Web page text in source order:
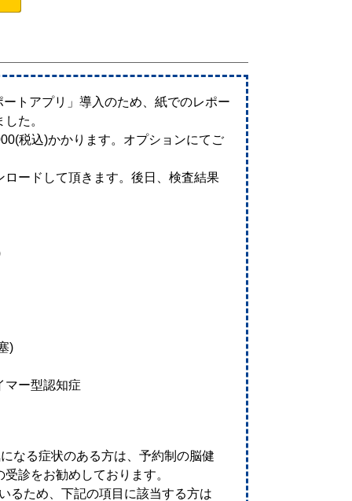
トアプリ」導入のため、紙でのレポー
た。
税込)かかります。オプションにてご
ードして頂きます。後日、検査結果
)
マー型認知症
なる症状のある方は、予約制の脳健
診をお勧めしております。
るため、下記の項目に該当する方は